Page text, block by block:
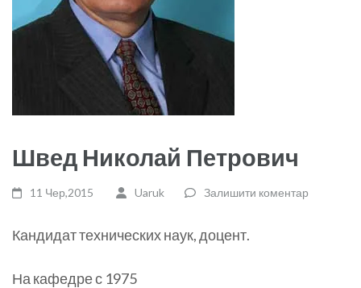
Швед Николай Петрович
11 Чер,2015 Uaruk Залишити коментар
Кандидат технических наук, доцент.
На кафедре с 1975